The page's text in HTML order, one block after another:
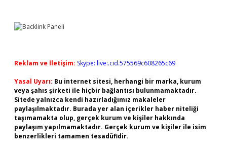
Reklam ve İletişim: Skype: live:.cid.575569c608265c69
Yasal Uyarı: Bu internet sitesi, herhangi bir marka, kurum
veya şahıs şirketi ile hiçbir bağlantısı bulunmamaktadır.
Sitede yalnızca kendi hazırladığımız makaleler
paylaşılmaktadır. Burada yer alan içerikler haber niteliği
taşımamakta olup, gerçek kurum ve kişiler hakkında
paylaşım yapılmamaktadır. Gerçek kurum ve kişiler ile isim
benzerlikleri tamamen tesadüfidir.